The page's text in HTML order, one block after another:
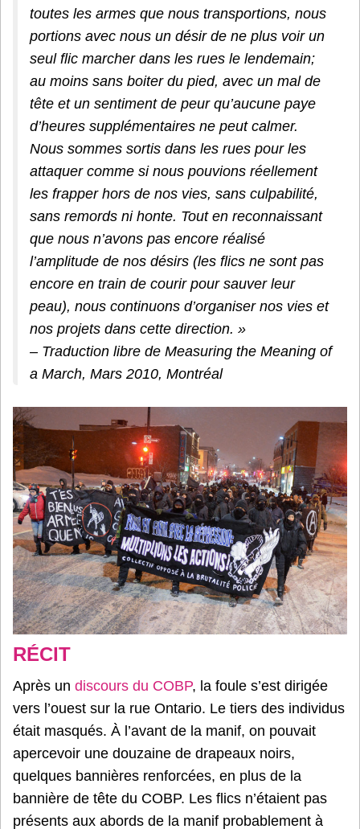
toutes les armes que nous transportions, nous
portions avec nous un désir de ne plus voir un
seul flic marcher dans les rues le lendemain;
au moins sans boiter du pied, avec un mal de
tête et un sentiment de peur qu’aucune paye
d’heures supplémentaires ne peut calmer.
Nous sommes sortis dans les rues pour les
attaquer comme si nous pouvions réellement
les frapper hors de nos vies, sans culpabilité,
sans remords ni honte. Tout en reconnaissant
que nous n’avons pas encore réalisé
l’amplitude de nos désirs (les flics ne sont pas
encore en train de courir pour sauver leur
peau), nous continuons d’organiser nos vies et
nos projets dans cette direction. »
– Traduction libre de Measuring the Meaning of
a March, Mars 2010, Montréal
RÉCIT
Après un discours du COBP, la foule s’est dirigée
vers l’ouest sur la rue Ontario. Le tiers des individus
était masqués. À l’avant de la manif, on pouvait
apercevoir une douzaine de drapeaux noirs,
quelques bannières renforcées, en plus de la
bannière de tête du COBP. Les flics n’étaient pas
présents aux abords de la manif probablement à